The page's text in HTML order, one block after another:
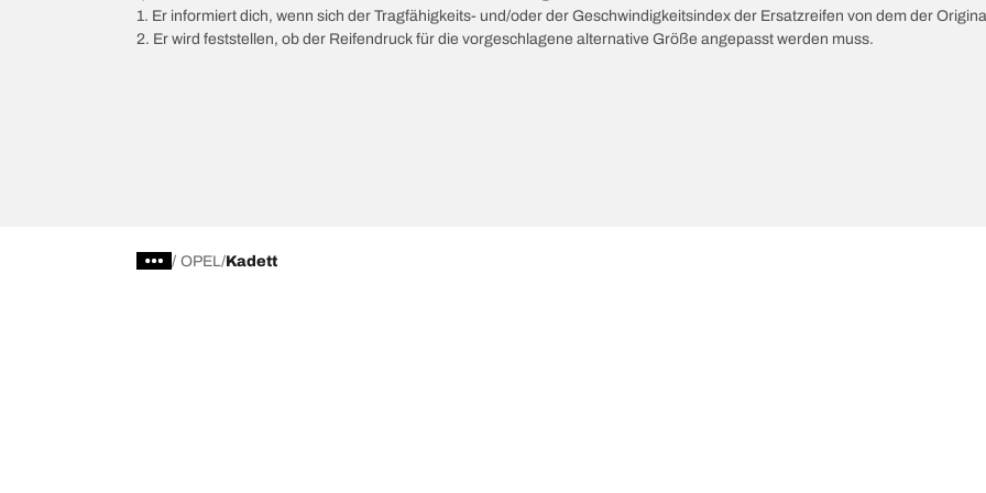
1. Er informiert dich, wenn sich der Tragfähigkeits- und/oder der Geschwindigkeitsindex der Ersatzreifen von dem der
2. Er wird feststellen, ob der Reifendruck für die vorgeschlagene alternative Größe angepasst werden muss.
/ OPEL Kadett